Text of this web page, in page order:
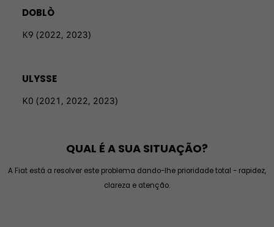
DOBLÒ
K9 (2022, 2023)
ULYSSE
K0 (2021, 2022, 2023)
QUAL É A SUA SITUAÇÃO?
A Fiat está a resolver este problema dando-lhe prioridade total - rapidez,
clareza e atenção.